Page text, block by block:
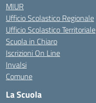
MIUR
Ufficio Scolastico Regionale
Ufficio Scolastico Territoriale
Scuola in Chiaro
Iscrizioni On Line
Invalsi
Comune
La Scuola